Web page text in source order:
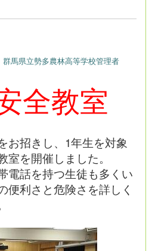
群馬県立勢多農林高等学校管理者
全教室
お招きし、1年生を対象
室を開催しました。
電話を持つ生徒も多くい
便利さと危険さを詳しく